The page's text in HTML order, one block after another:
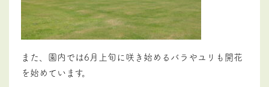
また、園内では6月上旬に咲き始めるバラやユリも開花
を始めています。